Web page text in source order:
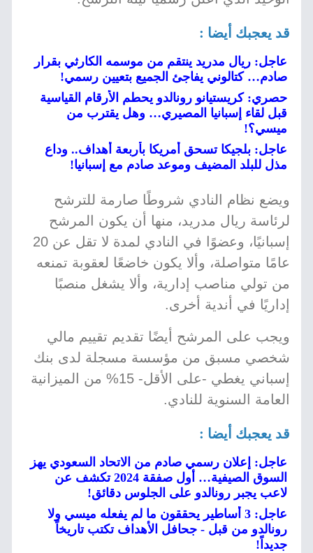
قد يعجبك أيضا :
عاجل: ريال مدريد ينتقم من موسمه الكارثي بقرار
صادم… كتالوني يفاجئ الجميع بتعيين رسمي!
حصري: كريستيانو رونالدو يحطم الأرقام القياسية
قبل لقاء إسبانيا المصيري… وهل يقترب من
ميسي؟!
عاجل: بلجيكا تسحق أمريكا بأربعة أهداف.. وداع
مذل للبلد المضيف وموعد صادم مع إسبانيا!
ويضع نظام النادي شروطًا صارمة للترشح
لرئاسة ريال مدريد، منها أن يكون المرشح
إسبانيًا، وعضوًا في النادي لمدة لا تقل عن 20
عامًا متواصلة، وألا يكون خاضعًا لعقوبة تمنعه
من تولي مناصب إدارية، وألا يشغل منصبًا
إداريًا في أندية أخرى.
ويجب على المرشح أيضًا تقديم تقييم مالي
شخصي مسبق من مؤسسة مسجلة لدى بنك
إسباني يغطي -على الأقل- 15% من الميزانية
العامة السنوية للنادي.
قد يعجبك أيضا :
عاجل: إعلان رسمي صادم من الاتحاد السعودي يهز
السوق الصيفية… أول صفقة 2024 تكشف عن
لاعب يجبر رونالدو على الجلوس دقائق!
عاجل: 3 أساطير يحققون ما لم يفعله ميسي ولا
رونالدو من قبل - جحافل الأهداف تكتب تاريخاً
جديداً!